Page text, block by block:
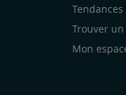
Trouver
Mon